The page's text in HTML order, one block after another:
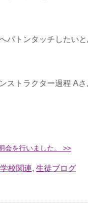
バトンタッチしたい
ストラクター過程 A
会を行いました。 >>
学校関連, 生徒ブログ